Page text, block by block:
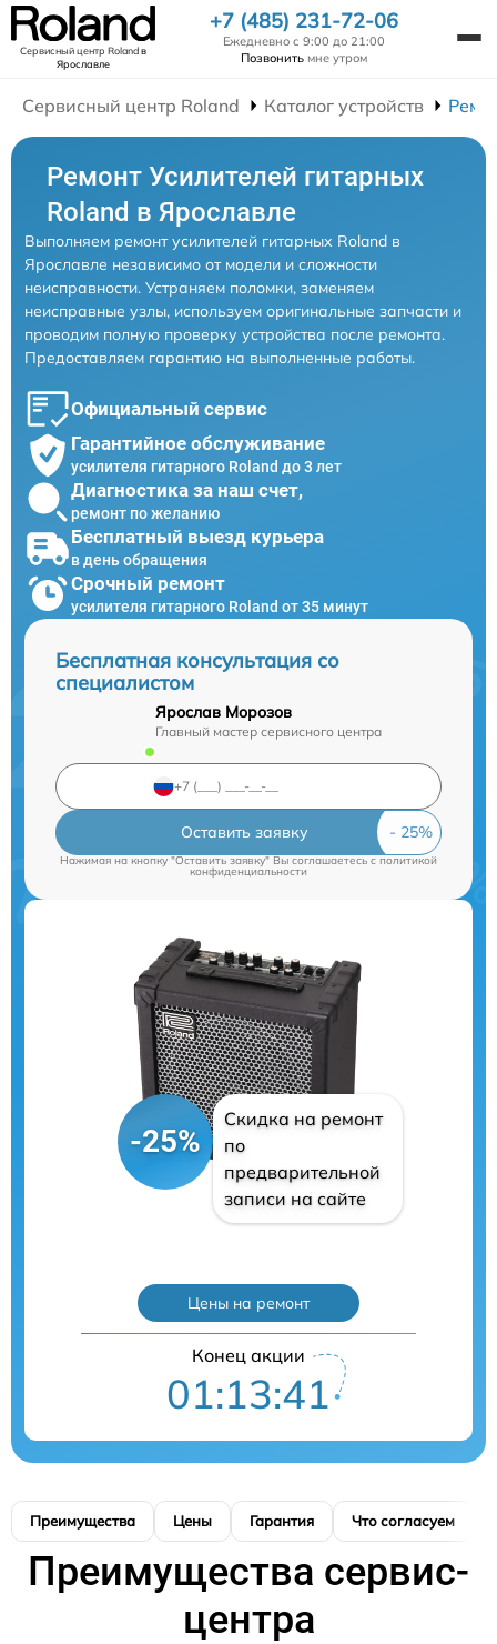
Сервисный центр Rolandв
Ярославле
+7 (485) 231-72-06
Ежедневно с 9:00 до 21:00
Позвонить мне утром
Сервисный центр Roland Каталог устройств
Ремонт Усилителей гитарных
Roland в Ярославле
Выполняем ремонт усилителей гитарных Roland в
Ярославле независимо от модели и сложности
неисправности. Устраняем поломки, заменяем
неисправные узлы, используем оригинальные запчасти и
проводим полную проверку устройства после ремонта.
Предоставляем гарантию на выполненные работы.
Официальный сервис
Гарантийное обслуживание
усилителя гитарного Roland до 3 лет
Диагностика за наш счет,
ремонт по желанию
Бесплатный выезд курьера
в день обращения
Срочный ремонт
усилителя гитарного Roland от 35 минут
Бесплатная консультация со
специалистом
Ярослав Морозов
Главный мастер сервисного центра
Оставить заявку
Нажимая на кнопку "Оставить заявку" Вы соглашаетесь cполитикой
конфиденциальности
-25%
Скидка на ремонт
по
предварительной
записи на сайте
Цены на ремонт
Конец акции
01:13:39
Преимущества Цены Гарантия Что согласуем
Преимущества сервис-
центра